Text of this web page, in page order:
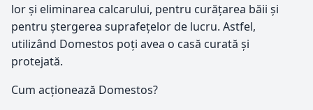
lor și eliminarea calcarului, pentru curățarea băii și
pentru ștergerea suprafețelor de lucru. Astfel,
utilizând Domestos poți avea o casă curată și
protejată.
Cum acționează Domestos?